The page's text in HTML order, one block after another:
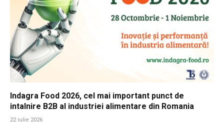
Indagra Food 2026, cel mai important punct de
intalnire B2B al industriei alimentare din Romania
22 iulie 2026